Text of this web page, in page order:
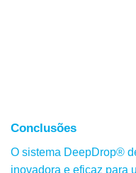
Conclusões
O sistema DeepDrop®
inovadora e eficaz para